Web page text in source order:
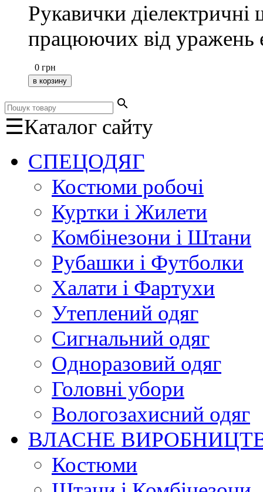
Рукавички діелектричні
працюючих від уражень
0 грн
search
☰Каталог сайту
СПЕЦОДЯГ
Костюми робочі
Куртки і Жилети
Комбінезони і Штани
Рубашки і Футболки
Халати і Фартухи
Утеплений одяг
Сигнальний одяг
Одноразовий одяг
Головні убори
Вологозахисний одяг
ВЛАСНЕ
Костюми